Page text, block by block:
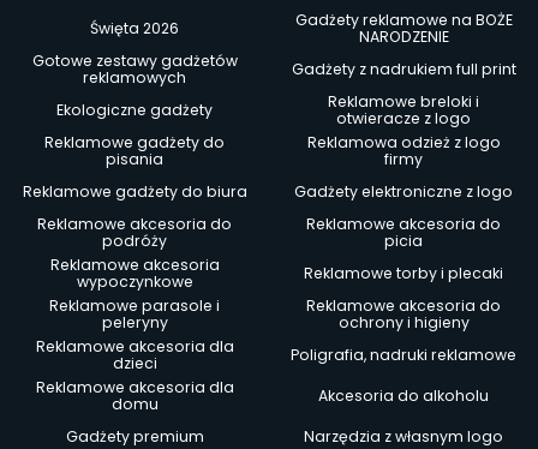
Święta 2026
Gadżety reklamowe na BOŻE
NARODZENIE
Gotowe zestawy gadżetów
reklamowych
Gadżety z nadrukiem full print
Ekologiczne gadżety
Reklamowe breloki i
otwieracze z logo
Reklamowe gadżety do
pisania
Reklamowa odzież z logo
firmy
Reklamowe gadżety do biura
Gadżety elektroniczne z logo
Reklamowe akcesoria do
podróży
Reklamowe akcesoria do
picia
Reklamowe akcesoria
wypoczynkowe
Reklamowe torby i plecaki
Reklamowe parasole i
peleryny
Reklamowe akcesoria do
ochrony i higieny
Reklamowe akcesoria dla
dzieci
Poligrafia, nadruki reklamowe
Reklamowe akcesoria dla
domu
Akcesoria do alkoholu
Gadżety premium
Narzędzia z własnym logo